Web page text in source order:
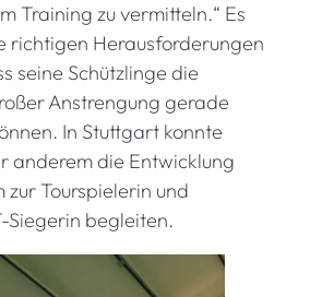
Training zu vermitteln.“ Es
richtigen Herausforderungen
seine Schützlinge die
Anstrengung gerade
In Stuttgart konnte
anderem die Entwicklung
zur Tourspielerin und
Siegerin begleiten.